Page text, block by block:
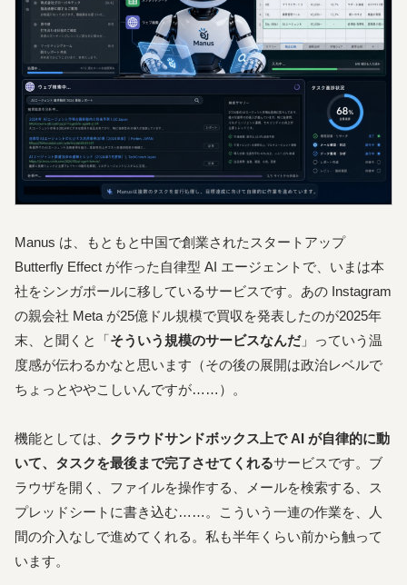
Manus は、もともと中国で創業されたスタートアップ
Butterfly Effect が作った自律型 AI エージェントで、いまは本
社をシンガポールに移しているサービスです。あの Instagram
の親会社 Meta が25億ドル規模で買収を発表したのが2025年
末、と聞くと「そういう規模のサービスなんだ」っていう温
度感が伝わるかなと思います（その後の展開は政治レベルで
ちょっとややこしいんですが……）。
機能としては、 クラウドサンドボックス上で AI が自律的に動
いて、タスクを最後まで完了させてくれるサービスです。ブ
ラウザを開く、ファイルを操作する、メールを検索する、ス
プレッドシートに書き込む……。こういう一連の作業を、人
間の介入なしで進めてくれる。私も半年くらい前から触って
います。